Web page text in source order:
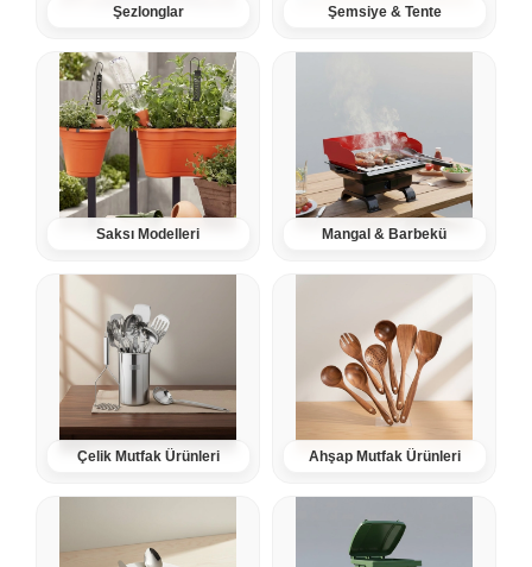
Şezlonglar Şemsiye & Tente
Saksı Modelleri Mangal & Barbekü
Çelik Mutfak Ürünleri Ahşap Mutfak Ürünleri